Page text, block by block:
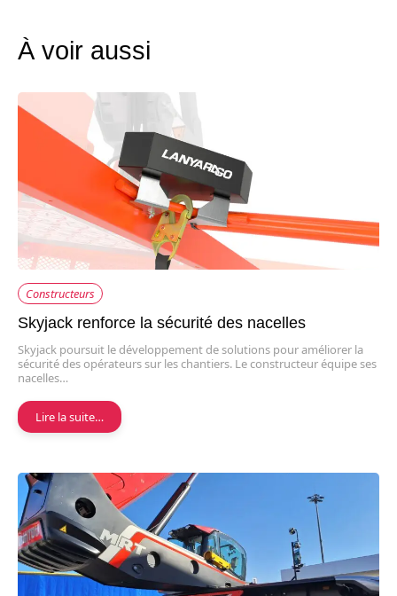
À voir aussi
Constructeurs
Skyjack renforce la sécurité des nacelles
Skyjack poursuit le développement de solutions pour améliorer la
sécurité des opérateurs sur les chantiers. Le constructeur équipe ses
nacelles…
Lire la suite…